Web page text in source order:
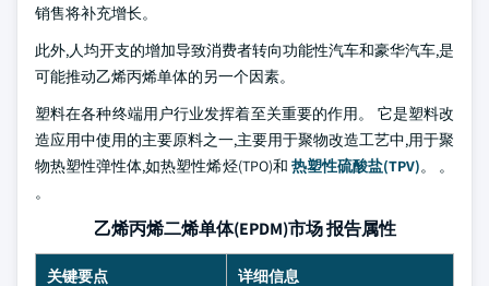
销售将补充增长。
此外,人均开支的增加导致消费者转向功能性汽车和豪华汽车,是
可能推动乙烯丙烯单体的另一个因素。
塑料在各种终端用户行业发挥着至关重要的作用。 它是塑料改
造应用中使用的主要原料之一,主要用于聚物改造工艺中,用于聚
物热塑性弹性体,如热塑性烯烃(TPO)和 热塑性硫酸盐(TPV)。 。
。
乙烯丙烯二烯单体(EPDM)市场 报告属性
关键要点 详细信息